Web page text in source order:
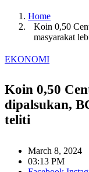
Home
Koin 0,50
masyarakat
EKONOMI
Koin 0,50
dipalsukan,
teliti
March 8, 2024
03:13 PM